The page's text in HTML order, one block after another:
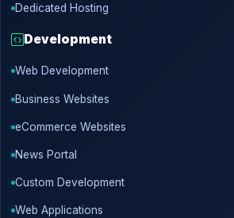
Dedicated Hosting
Development
Web Development
Business Websites
eCommerce Websites
News Portal
Custom Development
Web Applications